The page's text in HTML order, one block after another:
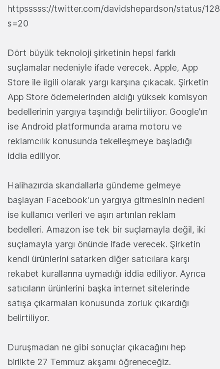
httpsssss://twitter.com/davidshepardson/status/
s=20
Dört büyük teknoloji şirketinin hepsi farklı
suçlamalar nedeniyle ifade verecek. Apple, App
Store ile ilgili olarak yargı karşına çıkacak. Şirketin
App Store ödemelerinden aldığı yüksek komisyon
bedellerinin yargıya taşındığı belirtiliyor. Google'ın
ise Android platformunda arama motoru ve
reklamcılık konusunda tekelleşmeye başladığı
iddia ediliyor.
Halihazırda skandallarla gündeme gelmeye
başlayan Facebook'un yargıya gitmesinin nedeni
ise kullanıcı verileri ve aşırı artırılan reklam
bedelleri. Amazon ise tek bir suçlamayla değil, iki
suçlamayla yargı önünde ifade verecek. Şirketin
kendi ürünlerini satarken diğer satıcılara karşı
rekabet kurallarına uymadığı iddia ediliyor. Ayrıca
satıcıların ürünlerini başka internet sitelerinde
satışa çıkarmaları konusunda zorluk çıkardığı
belirtiliyor.
Duruşmadan ne gibi sonuçlar çıkacağını hep
birlikte 27 Temmuz akşamı öğreneceğiz.